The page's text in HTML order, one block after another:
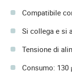
Compatibile
Si collega e si
Tensione di
Consumo: 130